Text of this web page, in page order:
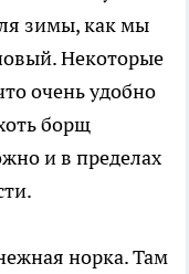
зимы, как мы
Некоторые
очень удобно
борщ
и в пределах
норка. Там